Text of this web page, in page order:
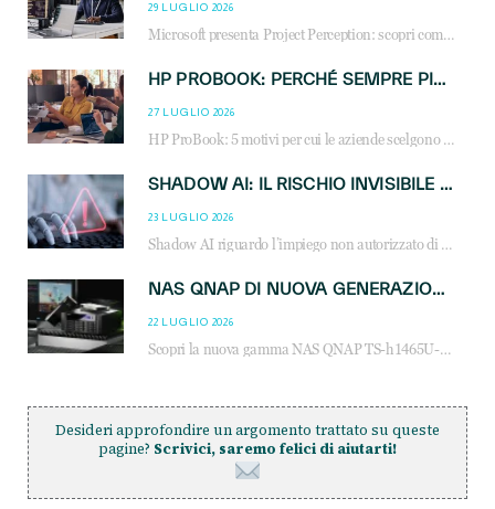
29 LUGLIO 2026
Microsoft presenta Project Perception: scopri come gli agenti AI possono trasformare cybersecurity, SOC e servizi gestiti degli MSP.
HP PROBOOK: PERCHÉ SEMPRE PIÙ AZIENDE SCELGONO NOTEBOOK PROGETTATI PER IL LAVORO MODERNO
27 LUGLIO 2026
HP ProBook: 5 motivi per cui le aziende scelgono i notebook business HP per migliorare produttività, sicurezza e gestione dell’AI.
SHADOW AI: IL RISCHIO INVISIBILE CHE LE AZIENDE POSSONO GOVERNARE
23 LUGLIO 2026
Shadow AI riguardo l’impiego non autorizzato di sistemi AI all’interno dell’azienda. E’ una pratica che si diffonde a partire dai dipendenti fino ai dirigenti e mette a repentaglio la cybersecurity, con costi più elevati per le organizzazioni. Due recenti report illustrano il fenomeno e forniscono dati in merito
NAS QNAP DI NUOVA GENERAZIONE: PIÙ PRESTAZIONI, SCALABILITÀ E PROTEZIONE DEI DATI PER LE INFRASTRUTTURE IT MODERNE
22 LUGLIO 2026
Scopri la nuova gamma NAS QNAP TS-h1465U-RP, TS-h1065eU e TS-h665U: storage aziendale con ZFS, DDR5, E1.S NVMe e connettività 2.5GbE per backup, virtualizzazione e cybersecurity.
Desideri approfondire un argomento trattato su queste
pagine? Scrivici, saremo felici di aiutarti!